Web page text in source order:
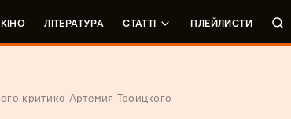
КІНО ЛІТЕРАТУРА СТАТТІ ПЛЕЙЛИСТИ
критика Артемия Троицкого